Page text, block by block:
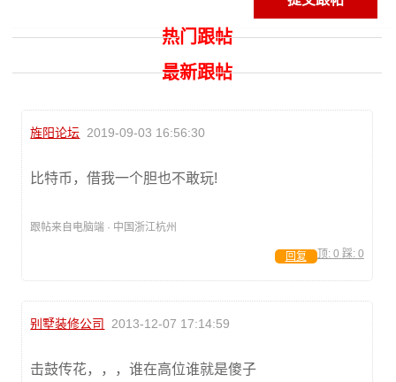
热门跟帖
最新跟帖
旌阳论坛 2019-09-03 16:56:30
比特币，借我一个胆也不敢玩!
跟帖来自电脑端 · 中国浙江杭州
顶: 0 踩: 0
回复
别墅装修公司 2013-12-07 17:14:59
击鼓传花，，，谁在高位谁就是傻子